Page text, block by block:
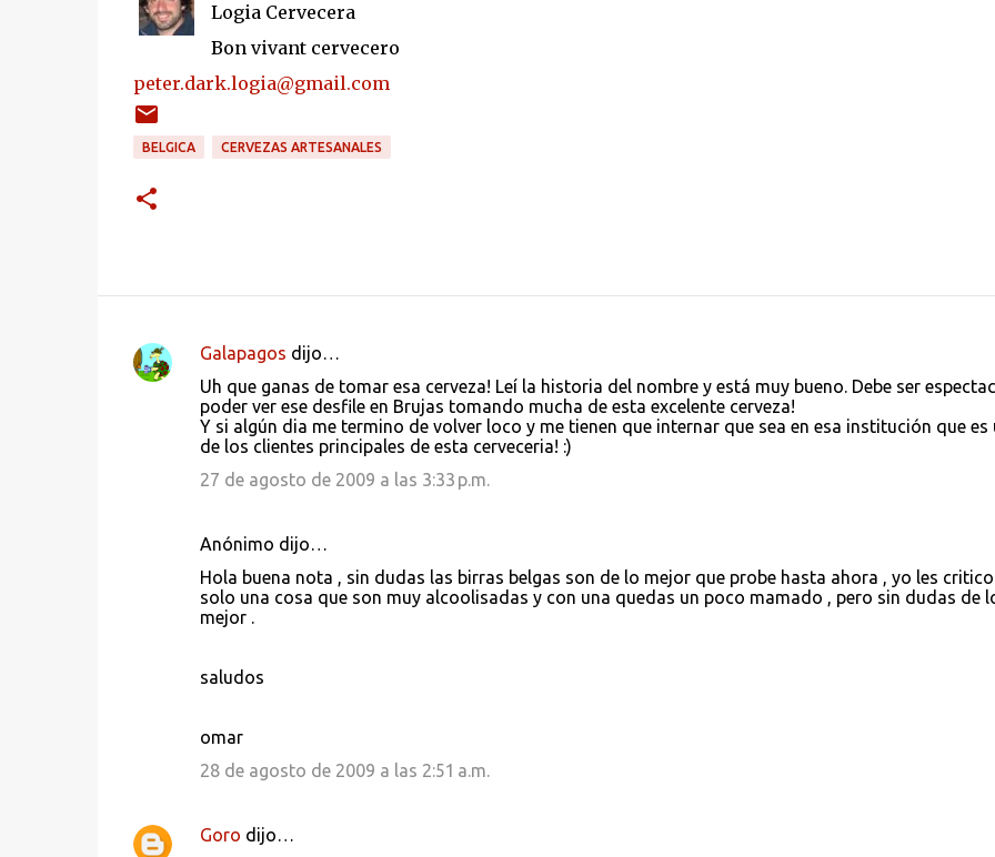
Logia Cervecera
Bon vivant cervecero
peter.dark.logia@gmail.com
BELGICA CERVEZAS ARTESANALES
C
Galapagos dijo…
Uh que ganas de tomar esa cerveza! Leí la historia del nombre y está muy bueno. Debe ser
poder ver ese desfile en Brujas tomando mucha de esta excelente cerveza!
Y si algún dia me termino de volver loco y me tienen que internar que sea en esa institución que es
de los clientes principales de esta cerveceria! :)
27 de agosto de 2009 a las 3:33 p.m.
Anónimo dijo…
Hola buena nota , sin dudas las birras belgas son de lo mejor que probe hasta ahora , yo les critico
solo una cosa que son muy alcoolisadas y con una quedas un poco mamado , pero sin dudas de
mejor .
saludos
omar
28 de agosto de 2009 a las 2:51 a.m.
Goro dijo…